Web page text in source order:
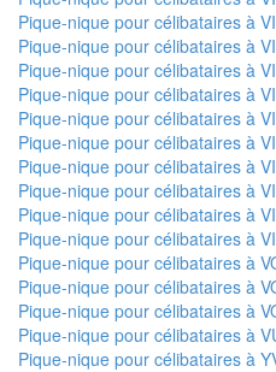
Pique-nique pour célibataires à
Pique-nique pour célibataires à
Pique-nique pour célibataires à
Pique-nique pour célibataires à
Pique-nique pour célibataires à
Pique-nique pour célibataires à
Pique-nique pour célibataires à
Pique-nique pour célibataires à
Pique-nique pour célibataires à
Pique-nique pour célibataires à
Pique-nique pour célibataires à
Pique-nique pour célibataires à
Pique-nique pour célibataires à
Pique-nique pour célibataires à
Pique-nique pour célibataires à